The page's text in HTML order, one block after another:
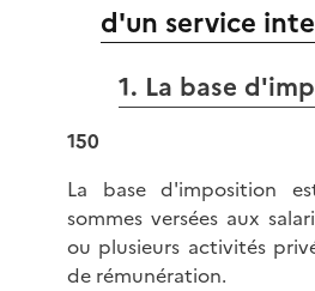
d'un service
1. La base
150
La base d'imposition
sommes versées aux
ou plusieurs activités
de rémunération.